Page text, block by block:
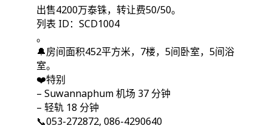
出售4200万泰铢，转让费50/50。
列表 ID：SCD1004
。
🔔房间面积452平方米，7楼，5间卧室，5间浴
室。
❤️特别
– Suwannaphum 机场 37 分钟
– 轻轨 18 分钟
📞053-272872, 086-4290640